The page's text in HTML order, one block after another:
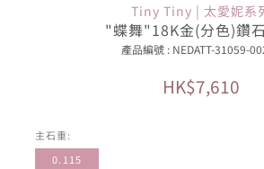
Tiny Tiny | 太愛妮系
"蝶舞"18K金(分色)鑽
產品編號 : NEDATT-31059-
HK$7,610
主石重:
0.115